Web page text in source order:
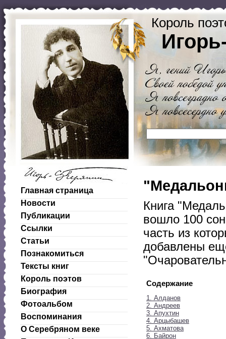
Король
Главная страница
Новости
Публикации
Ссылки
Статьи
Познакомиться
Тексты книг
Король поэтов
Биография
Фотоальбом
Воспоминания
О Серебряном веке
Книга
вошло 100
часть из
добавлены
Содержание
1. Алданов
2. Андреев
3. Апухтин
4. Арцыбашев
5. Ахматова
6. Байрон